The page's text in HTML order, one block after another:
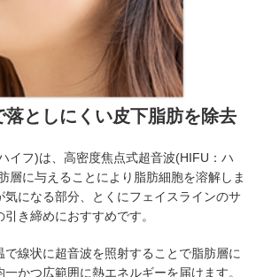
落としにくい皮下脂肪を除去
イフ)は、高密度焦点式超音波(HIFU：ハ
層に与えることにより脂肪細胞を溶解しま
気になる部分、とくにフェイスラインのサ
き締めにおすすめです。
で線状に超音波を照射することで脂肪層に
かつ広範囲に熱エネルギーを届けます。